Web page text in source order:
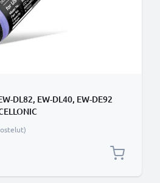
DL82, EW-DL40, EW-DE92